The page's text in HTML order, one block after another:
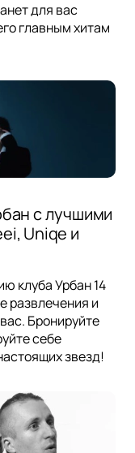
для вас
главным хитам
с лучшими
Uniqe и
клуба Урбан 14
развлечения и
Бронируйте
себе
звезд!